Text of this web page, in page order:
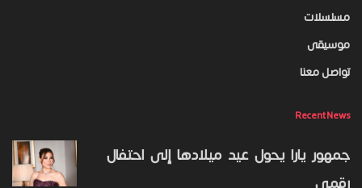
مسلسلات
موسيقى
تواصل معنا
Recent News
جمهور يارا يحول عيد ميلادها إلى احتفال
رقمي